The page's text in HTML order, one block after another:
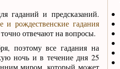
гаданий и предсказаний.
и рождественские гадания
отвечают на вопросы.
поэтому все гадания на
ночь и в течение дня 25
миром, который может